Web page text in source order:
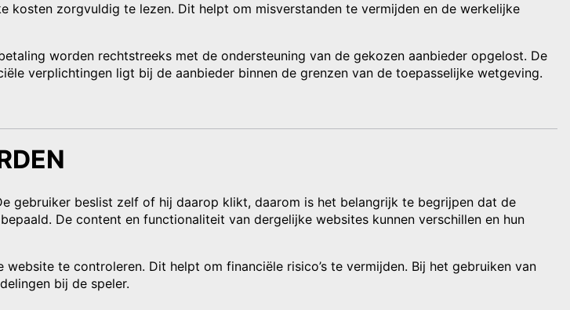
zorgvuldig te lezen. Dit helpt om misverstanden te vermijden en de werkelijke
worden rechtstreeks met de ondersteuning van de gekozen aanbieder opgelost. De
verplichtingen ligt bij de aanbieder binnen de grenzen van de toepasselijke wetgeving.
gebruiker beslist zelf of hij daarop klikt, daarom is het belangrijk te begrijpen dat de
De content en functionaliteit van dergelijke websites kunnen verschillen en hun
te controleren. Dit helpt om financiële risico’s te vermijden. Bij het gebruiken van
bij de speler.